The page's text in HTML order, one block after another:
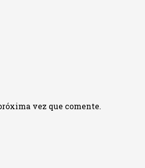
vez que comente.